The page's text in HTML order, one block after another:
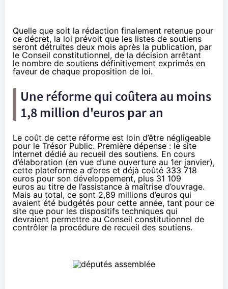
Quelle que soit la rédaction finalement retenue pour
ce décret, la loi prévoit que les listes de soutiens
seront détruites deux mois après la publication, par
le Conseil constitutionnel, de la décision arrêtant
le nombre de soutiens définitivement exprimés en
faveur de chaque proposition de loi.
Une réforme qui coûtera au moins
1,8 million d'euros par an
Le coût de cette réforme est loin d’être négligeable
pour le Trésor Public. Première dépense : le site
Internet dédié au recueil des soutiens. En cours
d’élaboration (en vue d’une ouverture au 1er janvier),
cette plateforme a d’ores et déjà coûté 333 718
euros pour son développement, plus 31 109
euros au titre de l’assistance à maîtrise d’ouvrage.
Mais au total, ce sont 2,89 millions d’euros qui
avaient été budgétés pour cette année, tant pour ce
site que pour les dispositifs techniques qui
devraient permettre au Conseil constitutionnel de
contrôler la procédure de recueil des soutiens.